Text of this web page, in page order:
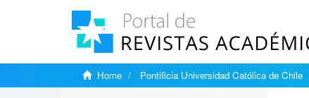
Home Pontificia Universidad Católica de Chile